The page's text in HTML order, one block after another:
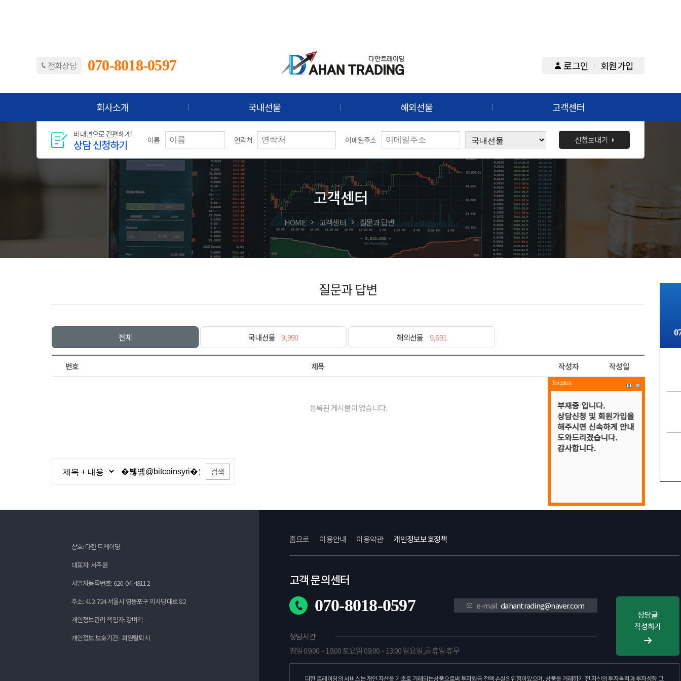
전화상담 070-8018-0597 로그인 회원가입
회사소개 국내선물 해외선물 고객센터
비대면으로 간편하게!
상담 신청하기 이름 연락처 이메일주소 신청보내기
고객센터
HOME 고객센터 질문과 답변
질문과 답변
전체 국내선물 9,990 해외선물 9,691
번호 제목 작성자 작성일
등록된 게시물이 없습니다.
검색
상호: 다한 트레이딩
대표자: 서주원
사업자등록번호: 620-04-48112
주소: 412-724 서울시 영등포구 의사당대로 82
개인정보관리 책임자: 강벼리
개인정보 보호기간 : 회원탈퇴시
홈으로 이용안내 이용약관 개인정보보호정책
고객 문의센터
070-8018-0597 e-maildahantrading@naver.com
상담시간
평일 09:00 ~ 18:00 토요일 09:00 ~ 13:00 일요일,공휴일 휴무
상담글
작성하기
Tocplus